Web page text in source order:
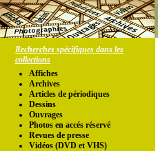
Recherches spécifiques dans les
collections
Affiches
Archives
Articles de périodiques
Dessins
Ouvrages
Photos en accés réservé
Revues de presse
Vidéos (DVD et VHS)